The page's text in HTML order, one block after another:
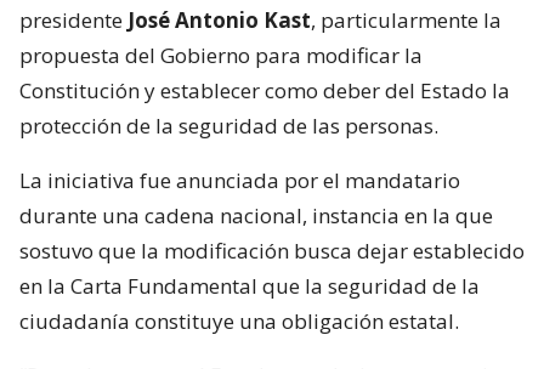
presidente José Antonio Kast, particularmente la
propuesta del Gobierno para modificar la
Constitución y establecer como deber del Estado la
protección de la seguridad de las personas.
La iniciativa fue anunciada por el mandatario
durante una cadena nacional, instancia en la que
sostuvo que la modificación busca dejar establecido
en la Carta Fundamental que la seguridad de la
ciudadanía constituye una obligación estatal.